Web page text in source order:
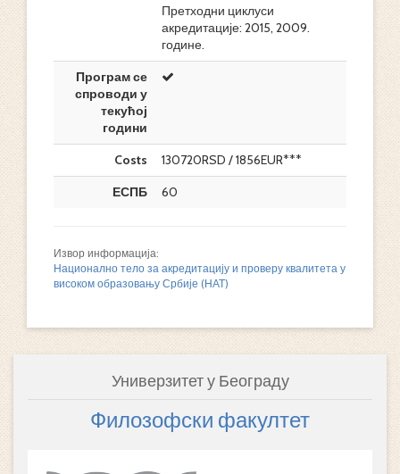
Претходни циклуси
акредитације: 2015, 2009.
године.
Програм се
спроводи у
текућој
години
Costs
130720RSD / 1856EUR***
ЕСПБ
60
Извор информација:
Национално тело за акредитацију и проверу квалитета у
високом образовању Србије (НАТ)
Универзитет у Београду
Филозофски факултет